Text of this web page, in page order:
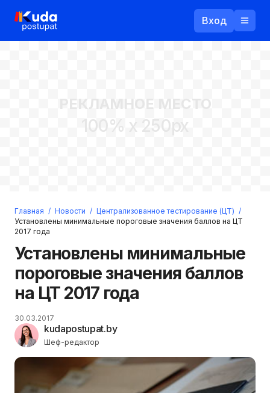
Вход
Войти
РЕКЛАМНОЕ МЕСТО
100% x 250px
Главная / Новости / Централизованное тестирование (ЦТ) /
Установлены минимальные пороговые значения баллов на ЦТ
2017 года
Установлены минимальные
пороговые значения баллов
на ЦТ 2017 года
kudapostupat.by
Шеф-редактор
30.03.2017